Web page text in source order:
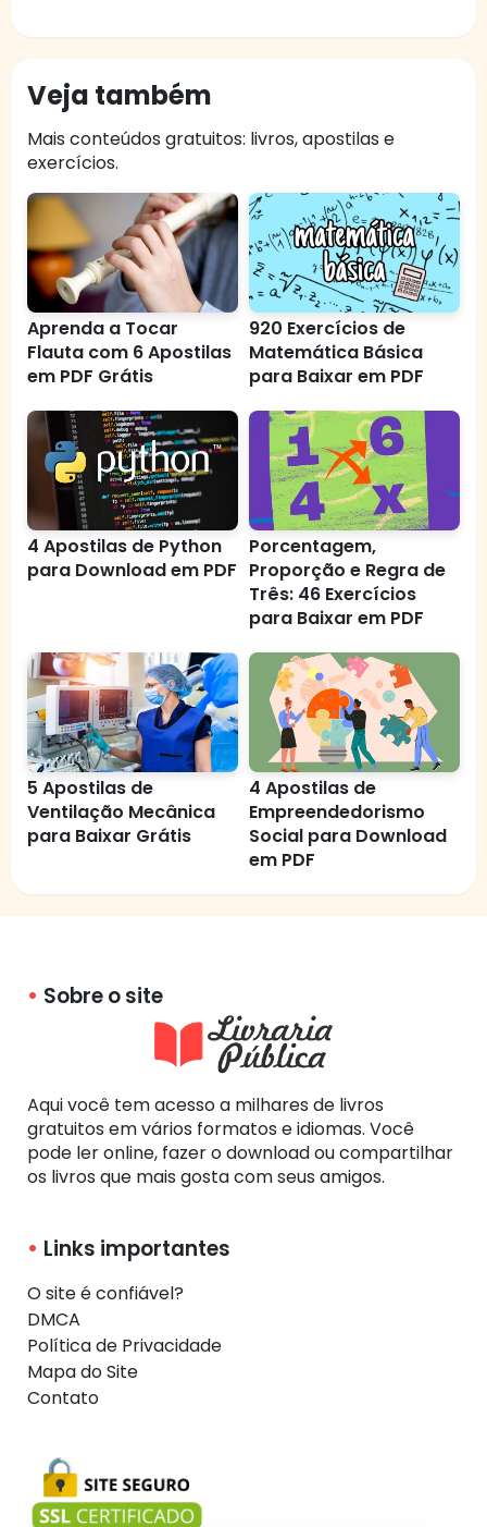
Veja também
Mais conteúdos gratuitos: livros, apostilas e
exercícios.
Aprenda a Tocar
Flauta com 6 Apostilas
em PDF Grátis
920 Exercícios de
Matemática Básica
para Baixar em PDF
4 Apostilas de Python
para Download em PDF
Porcentagem,
Proporção e Regra de
Três: 46 Exercícios
para Baixar em PDF
5 Apostilas de
Ventilação Mecânica
para Baixar Grátis
4 Apostilas de
Empreendedorismo
Social para Download
em PDF
Sobre o site
Aqui você tem acesso a milhares de livros
gratuitos em vários formatos e idiomas. Você
pode ler online, fazer o download ou compartilhar
os livros que mais gosta com seus amigos.
Links importantes
O site é confiável?
DMCA
Política de Privacidade
Mapa do Site
Contato